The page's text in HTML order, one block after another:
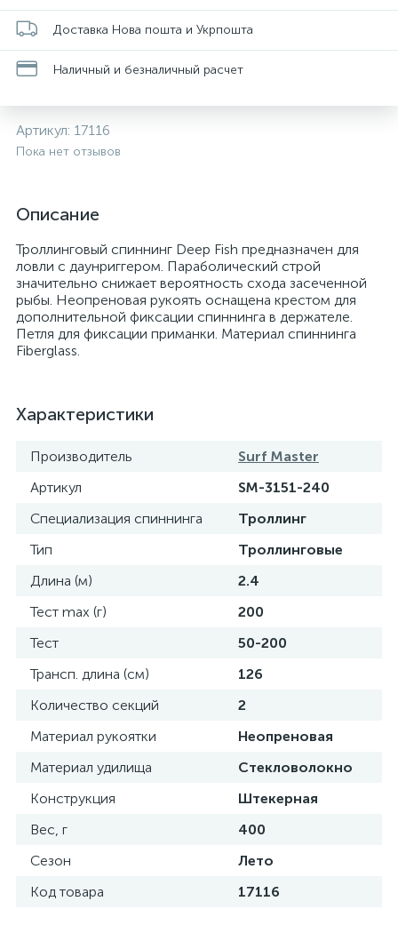
Доставка Нова пошта и Укрпошта
Наличный и безналичный расчет
Артикул: 17116
Пока нет отзывов
Описание
Троллинговый спиннинг Deep Fish предназначен для
ловли с даунриггером. Параболический строй
значительно снижает вероятность схода засеченной
рыбы. Неопреновая рукоять оснащена крестом для
дополнительной фиксации спиннинга в держателе.
Петля для фиксации приманки. Материал спиннинга
Fiberglass.
Характеристики
Производитель
Surf Master
Артикул
SM-3151-240
Специализация спиннинга
Троллинг
Тип
Троллинговые
Длина (м)
2.4
Тест max (г)
200
Тест
50-200
Трансп. длина (см)
126
Количество секций
2
Материал рукоятки
Неопреновая
Материал удилища
Стекловолокно
Конструкция
Штекерная
Вес, г
400
Сезон
Лето
Код товара
17116